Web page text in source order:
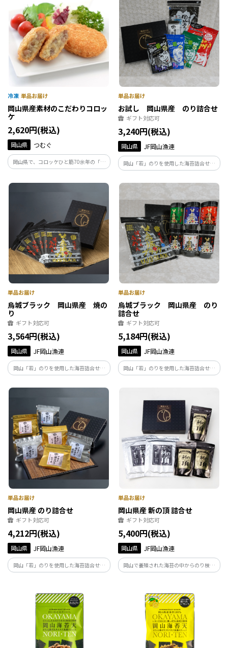
ります。
岡山県産素材のこだわりコロッ
ケ
2,620円(税込)
岡山県 つむぐ
岡山県で、コロッケひと筋70余年の「心
光食品」がつくる、岡山県産野菜や牛肉
とのセットでお届けします。
お試し 岡山県産 のり詰合せ
ギフト対応可
3,240円(税込)
岡山県 JF岡山漁連
岡山「若」のりを使用した海苔詰合せ。
岡山「若」のりは、岡山県で養殖された
海苔で、1番摘み・2番摘みの上質な海苔
苔の風味・歯切れ・香りをご堪能くださ
い。
烏城ブラック 岡山県産 焼の
り
ギフト対応可
3,564円(税込)
岡山県 JF岡山漁連
岡山「若」のりを使用した海苔詰合せ。
岡山「若」のりは、岡山県で養殖された
海苔で、1番摘み・2番摘みの上質な海苔
苔の風味・歯切れ・香りをご堪能くださ
い。
烏城ブラック 岡山県産 のり
詰合せ
ギフト対応可
5,184円(税込)
岡山県 JF岡山漁連
岡山「若」のりを使用した海苔詰合せ。
岡山「若」のりは、岡山県で養殖された
苔の風味・歯切れ・香りをご堪能くださ
い。
岡山県産 のり詰合せ
ギフト対応可
4,212円(税込)
岡山県 JF岡山漁連
岡山「若」のりを使用した海苔詰合せ。
岡山「若」のりは、岡山県で養殖された
だけを使用した商品となっております。海
苔の風味・歯切れ・香りをご堪能くださ
い。
岡山県産 新の頂 詰合せ
ギフト対応可
5,400円(税込)
岡山県 JF岡山漁連
岡山で養殖された海苔の中からのり検査
員が厳選し最高品質として認められた海
ずはそのままご賞味ください。初摘みな
らではの口ごけ、味、香りをお楽しみく
ださい。